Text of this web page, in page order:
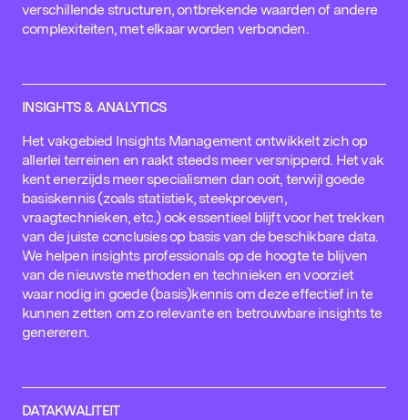
verschillende structuren, ontbrekende waarden of andere
complexiteiten, met elkaar worden verbonden.
INSIGHTS & ANALYTICS
Het vakgebied Insights Management ontwikkelt zich op
allerlei terreinen en raakt steeds meer versnipperd. Het vak
kent enerzijds meer specialismen dan ooit, terwijl goede
basiskennis (zoals statistiek, steekproeven,
vraagtechnieken, etc.) ook essentieel blijft voor het trekken
van de juiste conclusies op basis van de beschikbare data.
We helpen insights professionals op de hoogte te blijven
van de nieuwste methoden en technieken en voorziet
waar nodig in goede (basis)kennis om deze effectief in te
kunnen zetten om zo relevante en betrouwbare insights te
genereren.
DATAKWALITEIT